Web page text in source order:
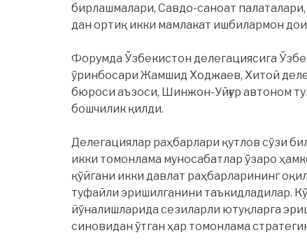
бирлашмалари, Савдо-саноат
дан ортиқ икки мамлакат ишбилармон
Форумда Ўзбекистон делегациясига
ўринбосари Жамшид Ходжаев, Хитой
бюроси аъзоси, Шинжон-Уйғур автоном
бошчилик қилди.
Делегациялар раҳбарлари қутлов сўзи
икки томонлама муносабатлар ўзаро
қўйгани икки давлат раҳбарларининг
туфайли эришилганини таъкидладилар.
йўналишларида сезиларли ютуқларга
синовидан ўтган ҳар томонлама